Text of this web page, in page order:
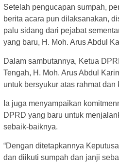
Setelah pengucapan sumpah,
berita acara pun dilaksanakan,
palu sidang dari pejabat
yang baru, H. Moh. Arus Abdul
Dalam sambutannya, Ketua
Tengah, H. Moh. Arus Abdul
untuk bersyukur atas rahmat dan
Ia juga menyampaikan
DPRD yang baru untuk
sebaik-baiknya.
“Dengan ditetapkannya
dan diikuti sumpah dan janji